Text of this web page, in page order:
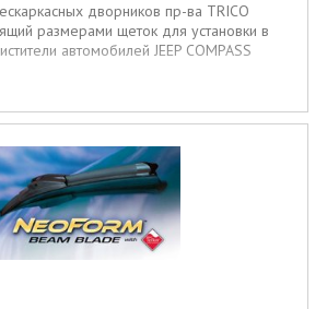
дворников пр-ва TRICO
размерами щеток для установки в
автомобилей JEEP COMPASS